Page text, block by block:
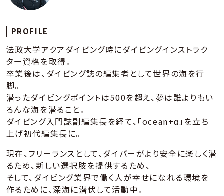
PROFILE
法政大学アクアダイビング時にダイビングインストラク
ター資格を取得。
卒業後は、ダイビング誌の編集者として世界の海を行
脚。
潜ったダイビングポイントは500を超え、夢は誰よりもい
ろんな海を潜ること。
ダイビング入門誌副編集長を経て、「ocean+α」を立ち
上げ初代編集長に。
現在、フリーランスとして、ダイバーがより安全に楽しく潜
るため、新しい選択肢を提供するため、
そして、ダイビング業界で働く人が幸せになれる環境を
作るために、深海に潜伏して活動中。